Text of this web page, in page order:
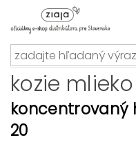
kozie mlieko
20